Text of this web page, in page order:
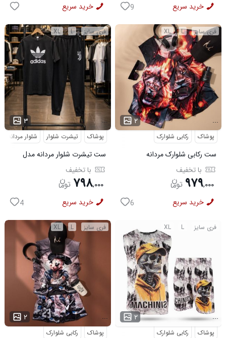
خرید سریع خرید سریع 9
فری سایز L
XL
۳ ...
پوشاک تیشرت شلوار شلوار مردانه
ست تیشرت شلوار مردانه مدل
Adidas کد 6569با تخفیف
۷۹۸,۰۰۰
خرید سریع 4
فری سایز L
XL
۲ ...
پوشاک رکابی شلوارک
ست رکابی شلوارک مردانه
Lion_Black مدل 3997
با تخفیف
۹۷۹,۰۰۰
خرید سریع 6
فری سایز L
XL
۲ ...
پوشاک رکابی شلوارک
فری سایز L
XL
۲ ...
پوشاک رکابی شلوارک